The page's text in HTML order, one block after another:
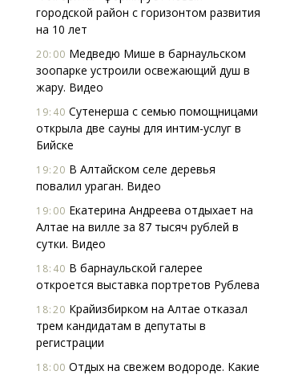
городской район с горизонтом развития
на 10 лет
20:00 Медведю Мише в барнаульском
зоопарке устроили освежающий душ в
жару. Видео
19:40 Сутенерша с семью помощницами
открыла две сауны для интим-услуг в
Бийске
19:20 В Алтайском селе деревья
повалил ураган. Видео
19:00 Екатерина Андреева отдыхает на
Алтае на вилле за 87 тысяч рублей в
сутки. Видео
18:40 В барнаульской галерее
откроется выставка портретов Рублева
18:20 Крайизбирком на Алтае отказал
трем кандидатам в депутаты в
регистрации
18:00 Отдых на свежем водороде. Какие